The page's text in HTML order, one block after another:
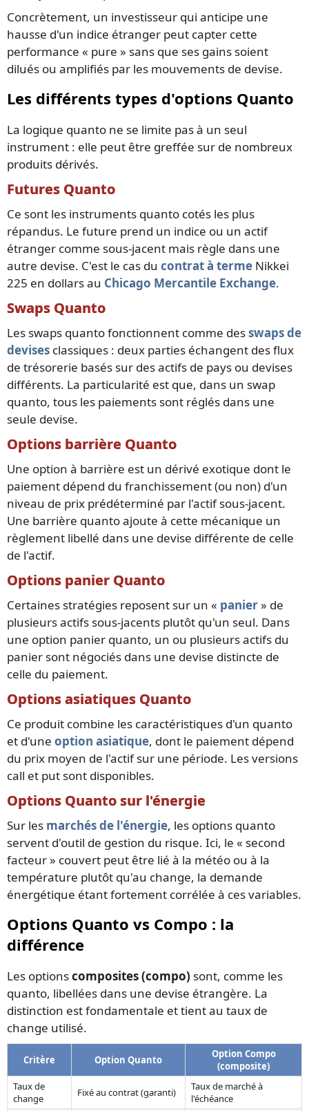
Concrètement, un investisseur qui anticipe une
hausse d'un indice étranger peut capter cette
performance « pure » sans que ses gains soient
dilués ou amplifiés par les mouvements de devise.
Les différents types d'options Quanto
La logique quanto ne se limite pas à un seul
instrument : elle peut être greffée sur de nombreux
produits dérivés.
Futures Quanto
Ce sont les instruments quanto cotés les plus
répandus. Le future prend un indice ou un actif
étranger comme sous-jacent mais règle dans une
autre devise. C'est le cas du contrat à terme Nikkei
225 en dollars au Chicago Mercantile Exchange.
Swaps Quanto
Les swaps quanto fonctionnent comme desswaps de
devises classiques : deux parties échangent des flux
de trésorerie basés sur des actifs de pays ou devises
différents. La particularité est que, dans un swap
quanto, tous les paiements sont réglés dans une
seule devise.
Options barrière Quanto
Une option à barrière est un dérivé exotique dont le
paiement dépend du franchissement (ou non) d'un
niveau de prix prédéterminé par l'actif sous-jacent.
Une barrière quanto ajoute à cette mécanique un
règlement libellé dans une devise différente de celle
de l'actif.
Options panier Quanto
Certaines stratégies reposent sur un « panier» de
plusieurs actifs sous-jacents plutôt qu'un seul. Dans
une option panier quanto, un ou plusieurs actifs du
panier sont négociés dans une devise distincte de
celle du paiement.
Options asiatiques Quanto
Ce produit combine les caractéristiques d'un quanto
et d'une option asiatique, dont le paiement dépend
du prix moyen de l'actif sur une période. Les versions
call et put sont disponibles.
Options Quanto sur l'énergie
Sur les marchés de l'énergie, les options quanto
servent d'outil de gestion du risque. Ici, le « second
facteur » couvert peut être lié à la météo ou à la
température plutôt qu'au change, la demande
énergétique étant fortement corrélée à ces variables.
Options Quanto vs Compo : la
différence
Les optionscomposites (compo) sont, comme les
quanto, libellées dans une devise étrangère. La
distinction est fondamentale et tient au taux de
change utilisé.
Critère Option Quanto
Option Compo
(composite)
Taux de
change
Fixé au contrat (garanti)
Taux de marché à
l'échéance